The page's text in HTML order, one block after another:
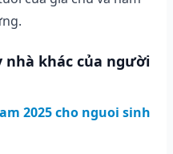
nhà khác của người
2025 cho nguoi sinh